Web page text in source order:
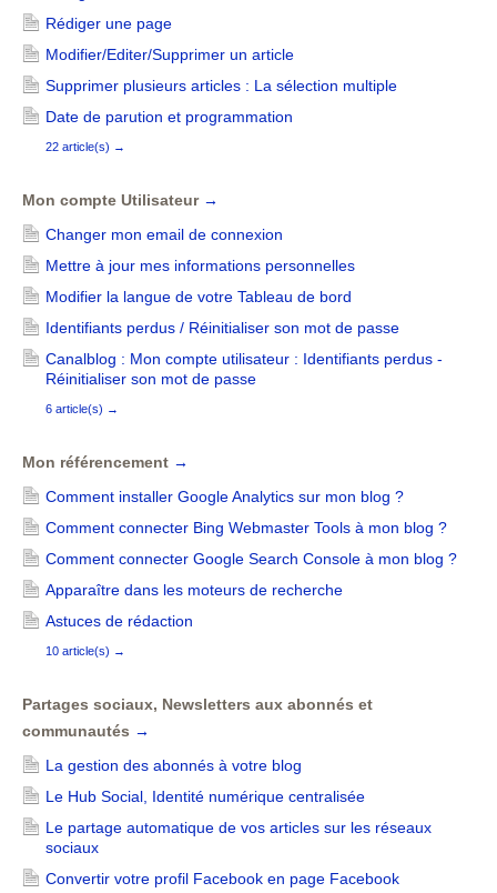
Rédiger une page
Modifier/Editer/Supprimer un article
Supprimer plusieurs articles : La sélection multiple
Date de parution et programmation
22 article(s) →
Mon compte Utilisateur →
Changer mon email de connexion
Mettre à jour mes informations personnelles
Modifier la langue de votre Tableau de bord
Identifiants perdus / Réinitialiser son mot de passe
Canalblog : Mon compte utilisateur : Identifiants perdus -
Réinitialiser son mot de passe
6 article(s) →
Mon référencement →
Comment installer Google Analytics sur mon blog ?
Comment connecter Bing Webmaster Tools à mon blog ?
Comment connecter Google Search Console à mon blog ?
Apparaître dans les moteurs de recherche
Astuces de rédaction
10 article(s) →
Partages sociaux, Newsletters aux abonnés et
communautés →
La gestion des abonnés à votre blog
Le Hub Social, Identité numérique centralisée
Le partage automatique de vos articles sur les réseaux
sociaux
Convertir votre profil Facebook en page Facebook